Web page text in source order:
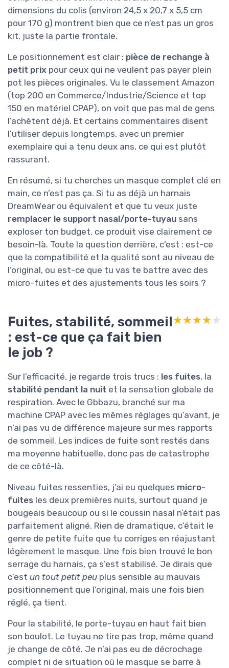
dimensions du colis (environ 24,5 x 20,7 x 5,5 cm
pour 170 g) montrent bien que ce n’est pas un gros
kit, juste la partie frontale.
Le positionnement est clair : pièce de rechange à
petit prix pour ceux qui ne veulent pas payer plein
pot les pièces originales. Vu le classement Amazon
(top 200 en Commerce/Industrie/Science et top
150 en matériel CPAP), on voit que pas mal de gens
l’achètent déjà. Et certains commentaires disent
l’utiliser depuis longtemps, avec un premier
exemplaire qui a tenu deux ans, ce qui est plutôt
rassurant.
En résumé, si tu cherches un masque complet clé en
main, ce n’est pas ça. Si tu as déjà un harnais
DreamWear ou équivalent et que tu veux juste
remplacer le support nasal/porte-tuyau sans
exploser ton budget, ce produit vise clairement ce
besoin-là. Toute la question derrière, c’est : est-ce
que la compatibilité et la qualité sont au niveau de
l’original, ou est-ce que tu vas te battre avec des
micro-fuites et des ajustements tous les soirs ?
Fuites, stabilité, sommeil
: est-ce que ça fait bien
le job ?
★★★★★
★★★★★
Sur l’efficacité, je regarde trois trucs : les fuites, la
stabilité pendant la nuit et la sensation globale de
respiration. Avec le Gbbazu, branché sur ma
machine CPAP avec les mêmes réglages qu’avant, je
n’ai pas vu de différence majeure sur mes rapports
de sommeil. Les indices de fuite sont restés dans
ma moyenne habituelle, donc pas de catastrophe
de ce côté-là.
Niveau fuites ressenties, j’ai eu quelques micro-
fuites les deux premières nuits, surtout quand je
bougeais beaucoup ou si le coussin nasal n’était pas
parfaitement aligné. Rien de dramatique, c’était le
genre de petite fuite que tu corriges en réajustant
légèrement le masque. Une fois bien trouvé le bon
serrage du harnais, ça s’est stabilisé. Je dirais que
c’est un tout petit peu plus sensible au mauvais
positionnement que l’original, mais une fois bien
réglé, ça tient.
Pour la stabilité, le porte-tuyau en haut fait bien
son boulot. Le tuyau ne tire pas trop, même quand
je change de côté. Je n’ai pas eu de décrochage
complet ni de situation où le masque se barre à